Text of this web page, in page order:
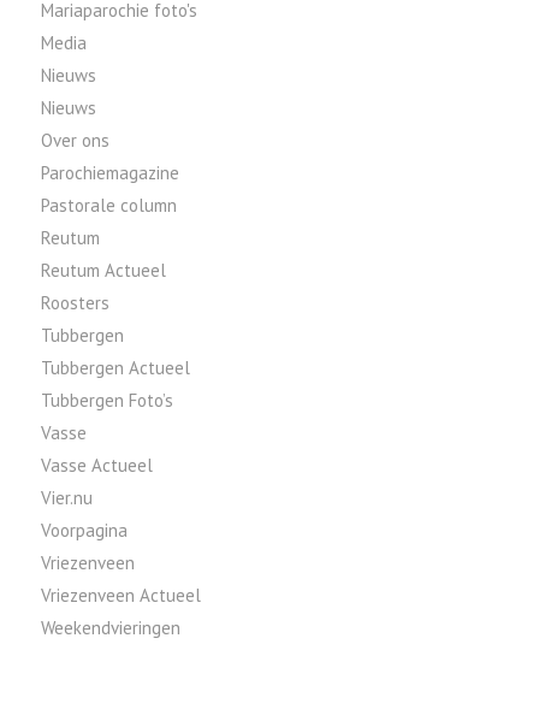
Mariaparochie foto's
Media
Nieuws
Nieuws
Over ons
Parochiemagazine
Pastorale column
Reutum
Reutum Actueel
Roosters
Tubbergen
Tubbergen Actueel
Tubbergen Foto’s
Vasse
Vasse Actueel
Vier.nu
Voorpagina
Vriezenveen
Vriezenveen Actueel
Weekendvieringen